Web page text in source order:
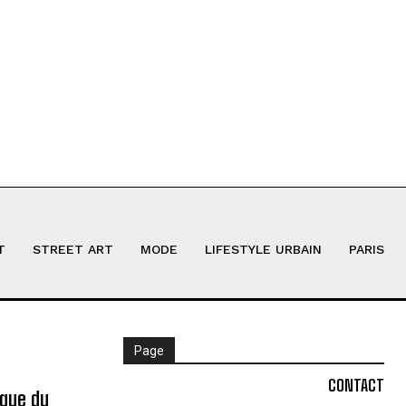
STREET ART MODE LIFESTYLE URBAIN PARIS
du
Page
CONTACT